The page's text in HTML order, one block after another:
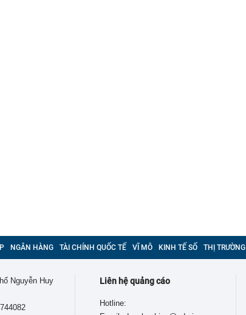
NGÂN HÀNG TÀI CHÍNH QUỐC TẾ VĨ MÔ KINH TẾ SỐ THỊ TRƯỜNG
Nguyễn Huy
Liên hệ quảng cáo
Hotline: